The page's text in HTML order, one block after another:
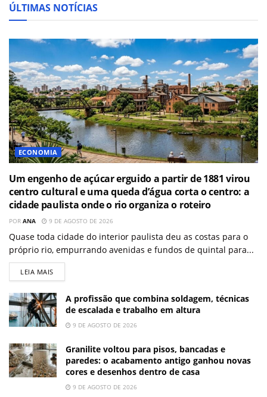
ÚLTIMAS NOTÍCIAS
ECONOMIA
Um engenho de açúcar erguido a partir de 1881 virou
centro cultural e uma queda d’água corta o centro: a
cidade paulista onde o rio organiza o roteiro
POR ANA 9 DE AGOSTO DE 2026
Quase toda cidade do interior paulista deu as costas para o
próprio rio, empurrando avenidas e fundos de quintal para...
LEIA MAIS
A profissão que combina soldagem, técnicas
de escalada e trabalho em altura
9 DE AGOSTO DE 2026
Granilite voltou para pisos, bancadas e
paredes: o acabamento antigo ganhou novas
cores e desenhos dentro de casa
9 DE AGOSTO DE 2026